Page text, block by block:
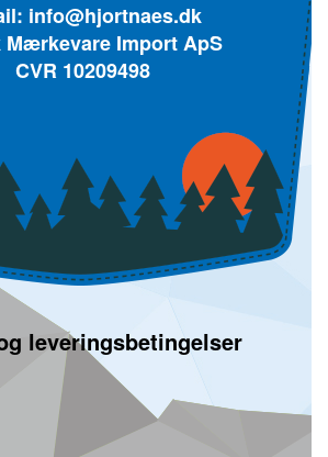
info@hjortnaes.dk
Mærkevare Import ApS
CVR 10209498
leveringsbetingelser